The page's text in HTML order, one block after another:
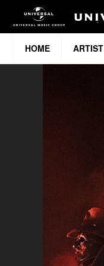
HOME ARTIST